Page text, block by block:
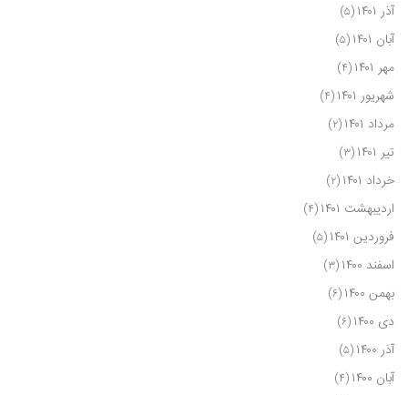
آذر ۱۴۰۱ (۵)
آبان ۱۴۰۱ (۵)
مهر ۱۴۰۱ (۴)
شهریور ۱۴۰۱ (۴)
مرداد ۱۴۰۱ (۲)
تیر ۱۴۰۱ (۳)
خرداد ۱۴۰۱ (۲)
اردیبهشت ۱۴۰۱ (۴)
فروردین ۱۴۰۱ (۵)
اسفند ۱۴۰۰ (۳)
بهمن ۱۴۰۰ (۶)
دی ۱۴۰۰ (۶)
آذر ۱۴۰۰ (۵)
آبان ۱۴۰۰ (۴)